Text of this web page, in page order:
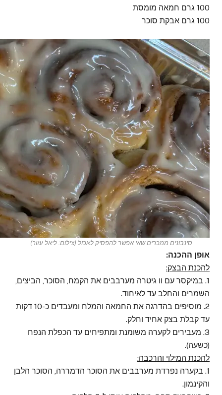
100 גרם חמאה מומסת
100 גרם אבקת סוכר
סינבונים ממכרים שאי אפשר להפסיק לאכול (צילום: ליאל עזור)
אופן ההכנה:
להכנת הבצק:
1. במיקסר עם וו גיטרה מערבבים את הקמח, הסוכר, הביצים,
השמרים והחלב עד לאיחוד.
2. מוסיפים בהדרגה את החמאה והמלח ומעבדים כ-10 דקות
עד קבלת בצק אחיד וחלק.
3. מעבירים לקערה משומנת ומתפיחים עד הכפלת הנפח
(כשעה).
להכנת המילוי והרכבה:
1. בקערה נפרדת מערבבים את הסוכר הדמררה, הסוכר הלבן
והקינמון.